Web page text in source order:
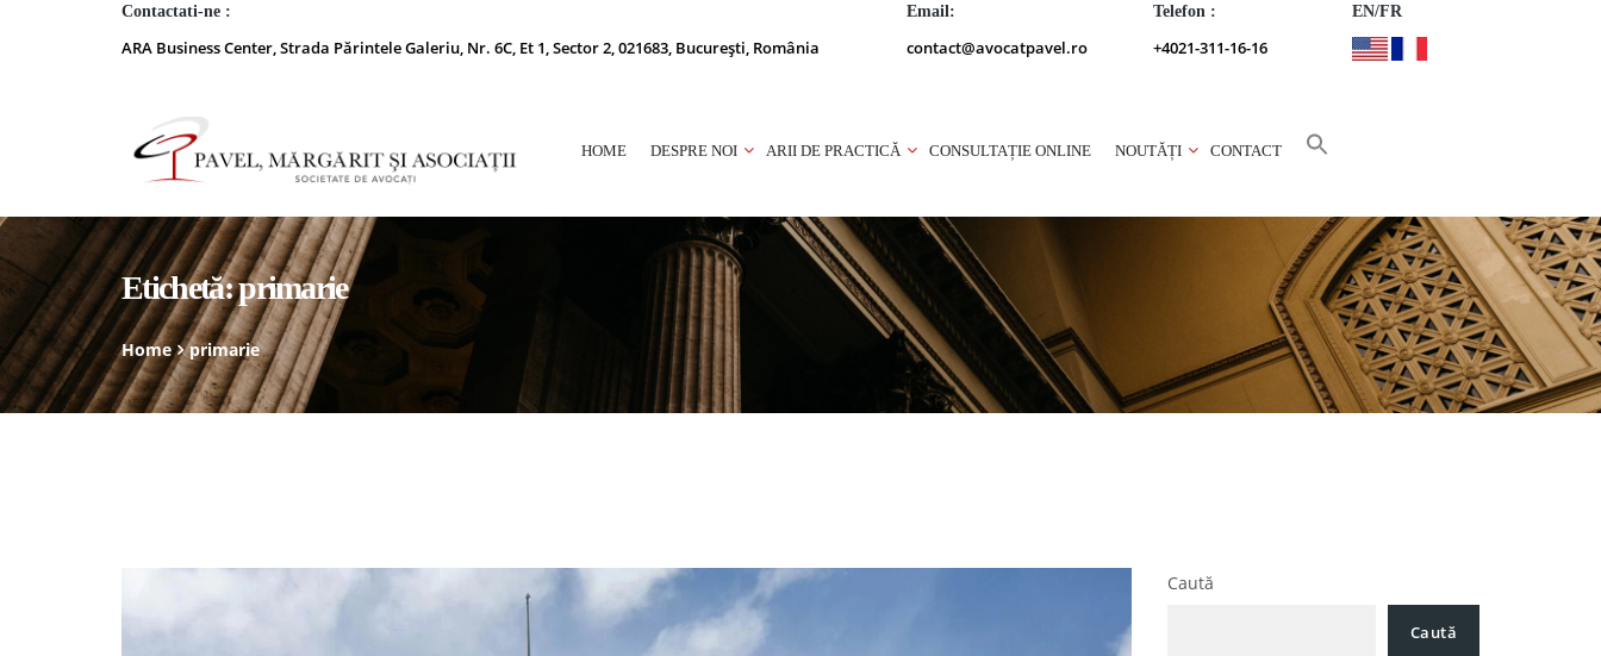
Contactati-ne :
ARA Business Center, Strada Părintele Galeriu, Nr. 6C, Et 1, Sector 2, 021683, București, România
Email:
contact@avocatpavel.ro
Telefon :
+4021-311-16-16
EN/FR
HOME DESPRE NOI ARII DE PRACTICĂ CONSULTAȚIE ONLINE NOUTĂȚI CONTACT
Etichetă:primarie
Home primarie
Caută
Caută